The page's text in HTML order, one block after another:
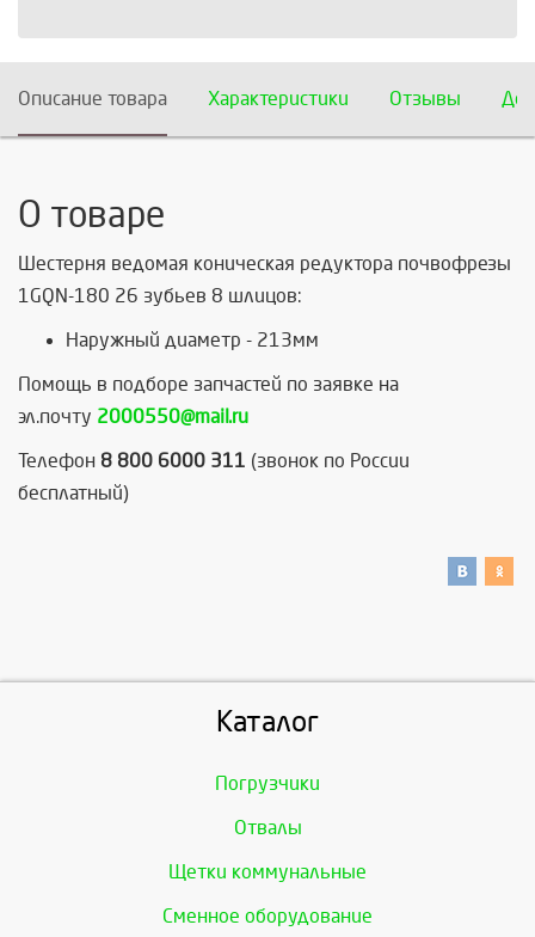
Описание товара Характеристики Отзывы
О товаре
Шестерня ведомая коническая редуктора почвофрезы
1GQN-180 26 зубьев 8 шлицов:
Наружный диаметр - 213мм
Помощь в подборе запчастей по заявке на
эл.почту 2000550@mail.ru
Телефон 8 800 6000 311 (звонок по России
бесплатный)
Каталог
Погрузчики
Отвалы
Щетки коммунальные
Сменное оборудование